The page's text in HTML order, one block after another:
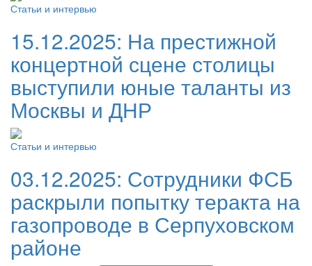
Статьи и интервью
15.12.2025: На престижной
концертной сцене столицы
выступили юные таланты из
Москвы и ДНР
Статьи и интервью
03.12.2025: Сотрудники ФСБ
раскрыли попытку теракта на
газопроводе в Серпуховском
районе